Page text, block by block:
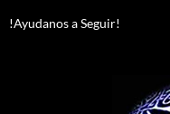
!Ayudanos a Seguir!